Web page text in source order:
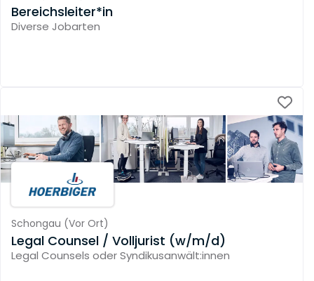
Bereichsleiter*in
Diverse Jobarten
Schongau (Vor Ort)
Legal Counsel / Volljurist (w/m/d)
Legal Counsels oder Syndikusanwält:innen